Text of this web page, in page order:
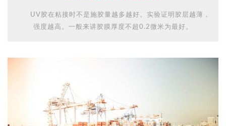
UV胶在粘接时不是施胶量越多越好。实验证明胶层越薄，
强度越高。一般来讲胶膜厚度不超0.2微米为最好。